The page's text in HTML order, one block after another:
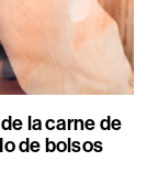
la carne de
de bolsos